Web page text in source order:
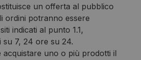
un offerta al pubblico
ordini potranno essere
indicati al punto 1.1,
su 7, 24 ore su 24.
acquistare uno o più prodotti il